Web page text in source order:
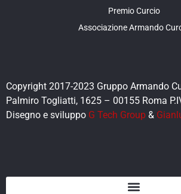
Premio Curcio
Associazione Armando
Copyright 2017-2023 Gruppo Armando
Palmiro Togliatti, 1625 – 00155 Roma
Disegno e sviluppo G Tech Group &